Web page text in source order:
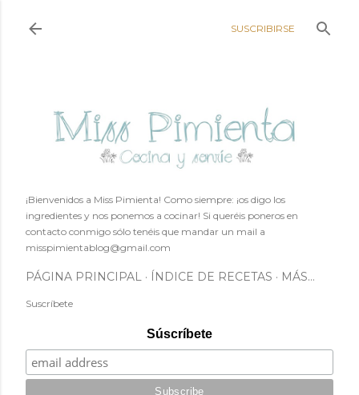
SUSCRIBIRSE
¡Bienvenidos a Miss Pimienta! Como siempre: ¡os digo los
ingredientes y nos ponemos a cocinar! Si queréis poneros en
contacto conmigo sólo tenéis que mandar un mail a
misspimientablog@gmail.com
PÁGINA PRINCIPAL ÍNDICE DE RECETAS MÁS…
Suscríbete
Súscríbete